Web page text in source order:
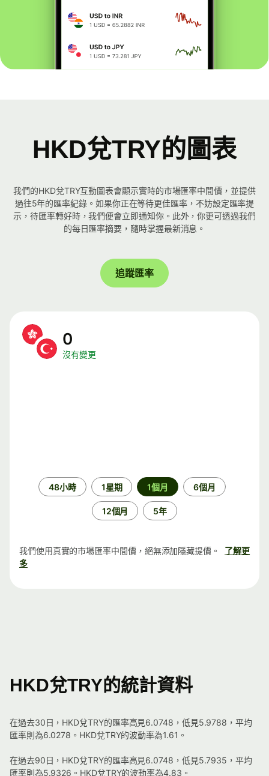
HKD兌TRY的圖表
我們的HKD兌TRY互動圖表會顯示實時的市場匯率中間價，並提供
過往5年的匯率紀錄。如果你正在等待更佳匯率，不妨設定匯率提
示，待匯率轉好時，我們便會立即通知你。此外，你更可透過我們
的每日匯率摘要，隨時掌握最新消息。
追蹤匯率
0
沒有變更
48小時 1星期 1個月 6個月
12個月 5年
我們使用真實的市場匯率中間價，絕無添加隱藏提價。
了解更
多
HKD兌TRY的統計資料
在過去30日，HKD兌TRY的匯率高見6.0748，低見5.9788，平均
匯率則為6.0278。HKD兌TRY的波動率為1.61。
在過去90日，HKD兌TRY的匯率高見6.0748，低見5.7935，平均
匯率則為5.9326。HKD兌TRY的波動率為4.83。